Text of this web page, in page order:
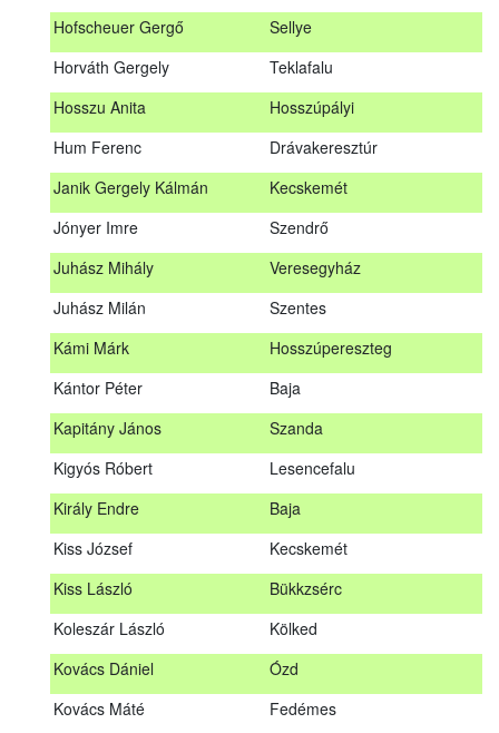
Hofscheuer Gergő
Sellye
Horváth Gergely
Teklafalu
Hosszu Anita
Hosszúpályi
Hum Ferenc
Drávakeresztúr
Janik Gergely Kálmán
Kecskemét
Jónyer Imre
Szendrő
Juhász Mihály
Veresegyház
Juhász Milán
Szentes
Kámi Márk
Hosszúpereszteg
Kántor Péter
Baja
Kapitány János
Szanda
Kigyós Róbert
Lesencefalu
Király Endre
Baja
Kiss József
Kecskemét
Kiss László
Bükkzsérc
Koleszár László
Kölked
Kovács Dániel
Ózd
Kovács Máté
Fedémes
Kosd
Csobánka
Horváth Gergely
Hosszu Anita
Drávakeresztúr
Szendrő
Veresegyház
Juhász Milán
Kámi Márk
Kántor Péter
Baja